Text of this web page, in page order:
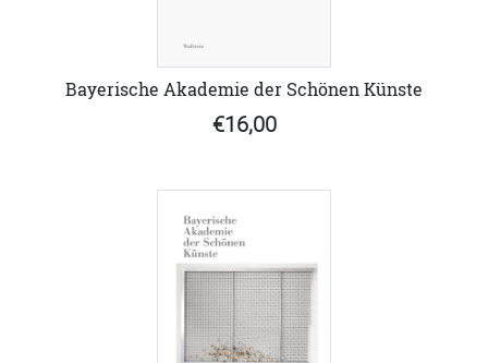
Bayerische Akademie der Schönen Künste
€16,00